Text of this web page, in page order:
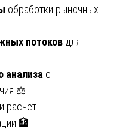
обработки рыночных
потоков для
анализа с
⚖️
и расчет
🏦